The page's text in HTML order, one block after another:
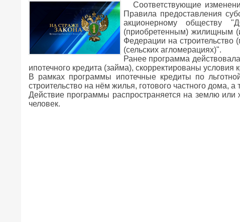
Соответствующие
Правила предоставления
акционерному обществу
(приобретенным) жилищным
Федерации на строительство
(сельских агломерациях)".
Ранее программа
ипотечного кредита (займа), скорректированы условия
В рамках программы ипотечные кредиты по
строительство на нём жилья, готового частного дома,
Действие программы распространяется на землю
человек.